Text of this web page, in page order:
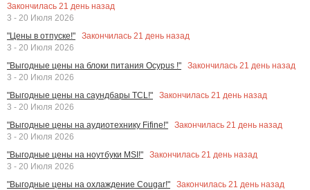
Закончилась 21 день назад
3 - 20 Июля 2026
"Цены в отпуске!"
Закончилась 21 день назад
3 - 20 Июля 2026
"Выгодные цены на блоки питания Ocypus !"
Закончилась 21 день назад
3 - 20 Июля 2026
"Выгодные цены на саундбары TCL!"
Закончилась 21 день назад
3 - 20 Июля 2026
"Выгодные цены на аудиотехнику Fifine!"
Закончилась 21 день назад
3 - 20 Июля 2026
"Выгодные цены на ноутбуки MSI!"
Закончилась 21 день назад
3 - 20 Июля 2026
"Выгодные цены на охлаждение Cougar!"
Закончилась 21 день назад